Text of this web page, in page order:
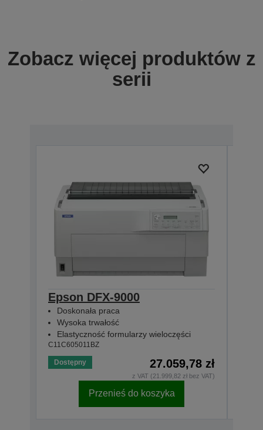
Zobacz więcej produktów z
serii
Epson DFX-9000
Doskonała praca
Wysoka trwałość
Elastyczność formularzy wieloczęści
C11C605011BZ
Dostępny 27.059,78 zł
z VAT (21.999,82 zł bez VAT)
Przenieś do koszyka